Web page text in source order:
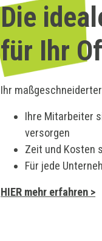
Die
für Ihr
Ihr
Ihre Mitarbeiter
versorgen
Zeit und Kosten
Für jede
HIER mehr erfahren >